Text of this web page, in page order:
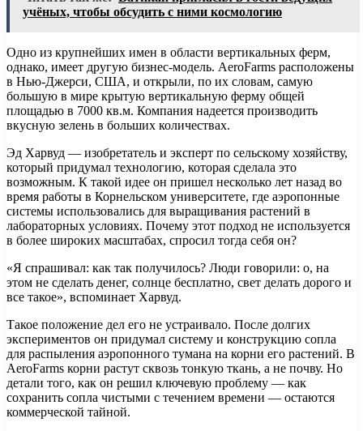
учёных, чтобы обсудить с ними космологию
Одно из крупнейших имен в области вертикальных ферм,
однако, имеет другую бизнес-модель. AeroFarms расположены
в Нью-Джерси, США, и открыли, по их словам, самую
большую в мире крытую вертикальную ферму общей
площадью в 7000 кв.м. Компания надеется производить
вкусную зелень в больших количествах.
Эд Харвуд — изобретатель и эксперт по сельскому хозяйству,
который придумал технологию, которая сделала это
возможным. К такой идее он пришел несколько лет назад во
время работы в Корнельском университете, где аэропонные
системы использовались для выращивания растений в
лабораторных условиях. Почему этот подход не используется
в более широких масштабах, спросил тогда себя он?
«Я спрашивал: как так получилось? Люди говорили: о, на
этом не сделать денег, солнце бесплатно, свет делать дорого и
все такое», вспоминает Харвуд.
Такое положение дел его не устраивало. После долгих
экспериментов он придумал систему и конструкцию сопла
для распыления аэропонного тумана на корни его растений. В
AeroFarms корни растут сквозь тонкую ткань, а не почву. Но
детали того, как он решил ключевую проблему — как
сохранить сопла чистыми с течением времени — остаются
коммерческой тайной.